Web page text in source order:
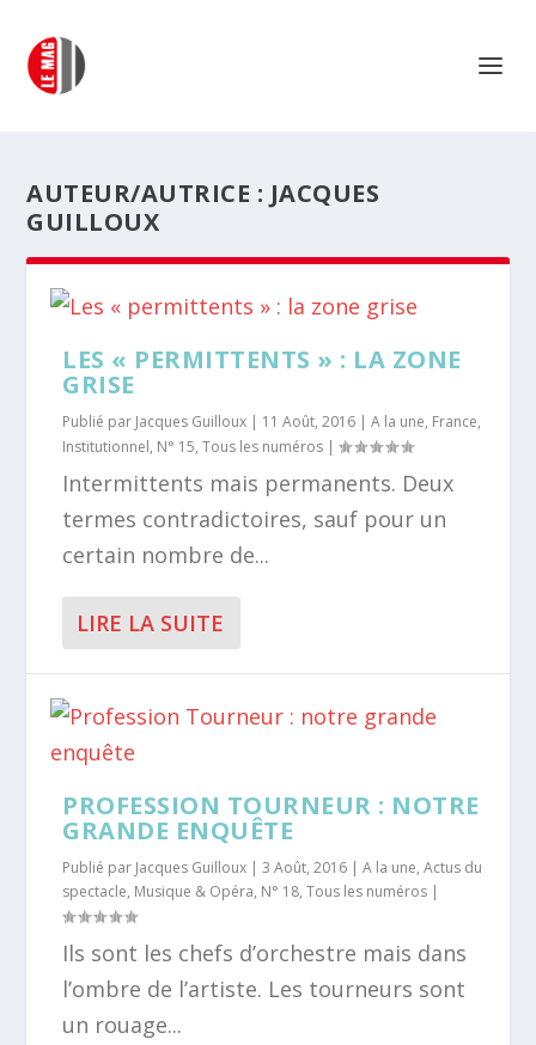
AUTEUR/AUTRICE : JACQUES
GUILLOUX
LES « PERMITTENTS » : LA ZONE
GRISE
Publié par Jacques Guilloux | 11 Août, 2016 |A la une, France,
Institutionnel, N° 15,Tous les numéros |
Intermittents mais permanents. Deux
termes contradictoires, sauf pour un
certain nombre de...
LIRE LA SUITE
PROFESSION TOURNEUR : NOTRE
GRANDE ENQUÊTE
Publié par Jacques Guilloux |3 Août, 2016 |A la une,Actus du
spectacle, Musique & Opéra, N° 18,Tous les numéros |
Ils sont les chefs d’orchestre mais dans
l’ombre de l’artiste. Les tourneurs sont
un rouage...